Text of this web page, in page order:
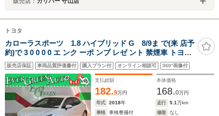
トヨタ
カローラスポーツ 1.8 ハイブリッド G 8/9ま で(来 店予
約)で 3 0 0 0 0 エ ンク ーポ ンプ レゼ ント 禁煙車 トヨタ
セーフティセンス 純正SDナビ Bluetooth バックカメラ
スマートキー プッシュスタート LEDライト フォグ 横滑
り防止装置 オートライト
販売店保証 車両品質評価書付 購入プラン付 オンライン相談可 360°画像付
支払総額
182.9万円
本体価格
168.0万円
年式
2018年 走行 5.1万km
車検
車検整備付 修復
なし